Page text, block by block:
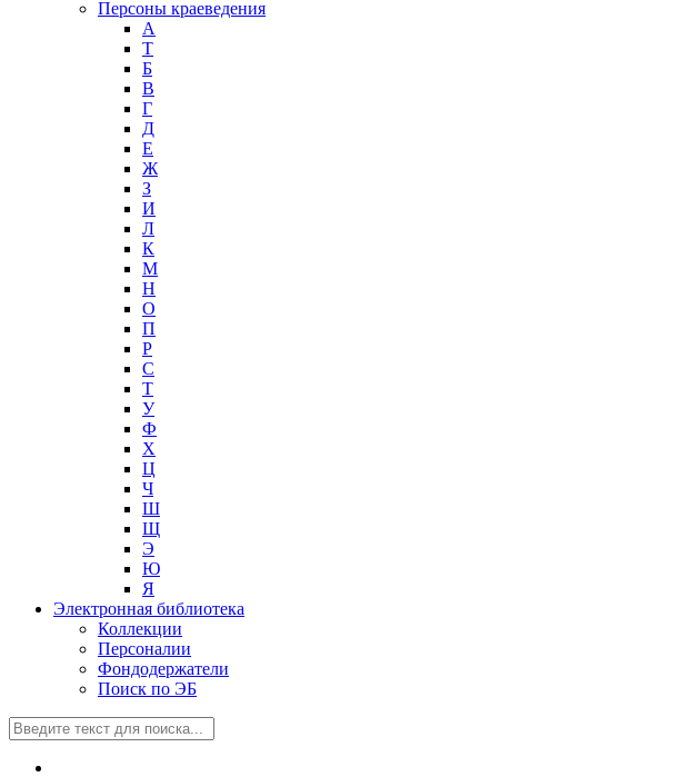
Персоны краеведения
А
T
Б
В
Г
Д
Е
Ж
З
И
Л
К
М
Н
О
П
Р
С
Т
У
Ф
Х
Ц
Ч
Ш
Щ
Э
Ю
Я
Электронная библиотека
Коллекции
Персоналии
Фондодержатели
Поиск по ЭБ